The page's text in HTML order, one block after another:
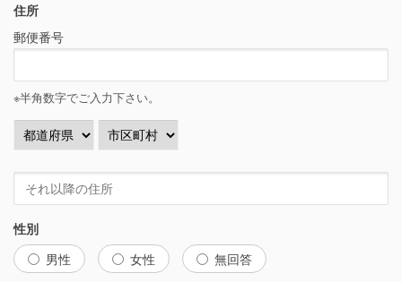
住所
郵便番号
※半角数字でご入力下さい。
性別
男性
女性 無回答